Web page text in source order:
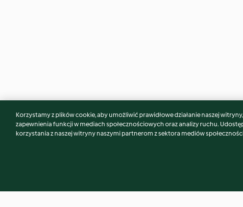
Może spodoba Ci się również...
Korzystamy z plików cookie, aby umożliwić prawidłowe działanie naszej
zapewnienia funkcji w mediach społecznościowych oraz analizy ruchu.
korzystania z naszej witryny naszymi partnerom z sektora mediów